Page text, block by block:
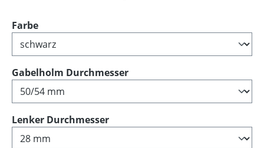
Farbeauswählen
Gabelholm Durchmesserauswählen
Lenker Durchmesserauswählen